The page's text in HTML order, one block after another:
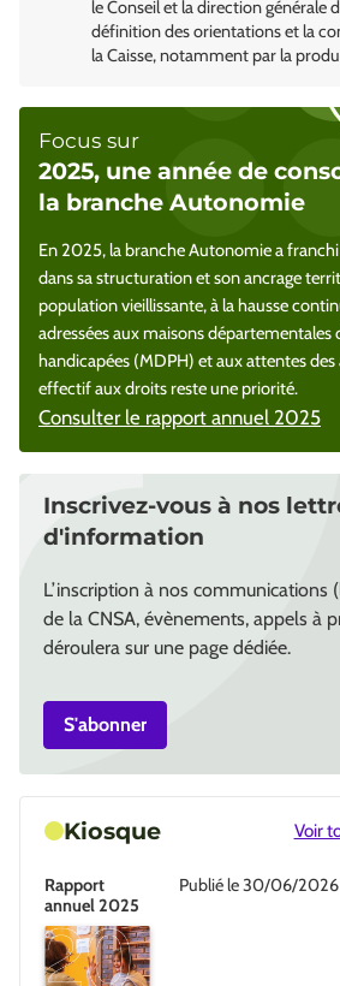
le Conseil et la direction générale
définition des orientations et la
la Caisse, notamment par la
Focus sur
2025, une année de
la branche Autonomie
En 2025, la branche Autonomie a
dans sa structuration et son ancrage
population vieillissante, à la hausse
adressées aux maisons départementales
handicapées (MDPH) et aux attentes des
effectif aux droits reste une priorité.
Consulter le rapport annuel 2025
Inscrivez-vous à nos
d'information
L’inscription à nos communications
de la CNSA, évènements, appels à
déroulera sur une page dédiée.
S'abonner
Kiosque Voir
Rapport
annuel 2025
Publié le 30/06/2026